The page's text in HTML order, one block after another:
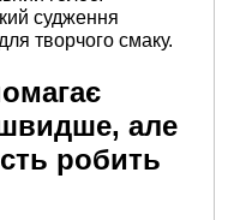
судження
творчого смаку.
але
робить